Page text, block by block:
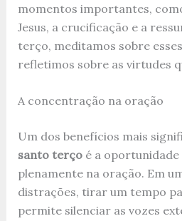
momentos importantes,
Jesus, a crucificação e a
terço, meditamos sobre
refletimos sobre as virtudes
A concentração na oração
Um dos benefícios mais
santo terçoé a
plenamente na oração. Em
distrações, tirar um tempo
permite silenciar as vozes